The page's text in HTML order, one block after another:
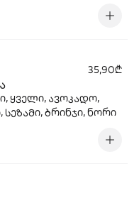
35,90₾
ყველი, ავოკადო,
სეზამი, ბრინჯი, ნორი